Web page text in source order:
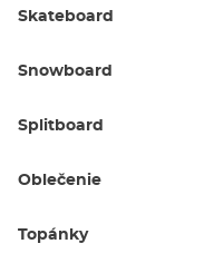
Skateboard
Snowboard
Splitboard
Oblečenie
Topánky
Zámky